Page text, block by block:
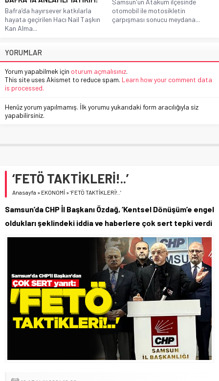
Bafra’da hayırsever katkılarla
hayata geçirilen Hacı Nail Taşkın
Kan Alma...
Samsun'un Atakum ilçesinde
otomobil ile motosikletin
çarpışması sonucu meydana...
YORUMLAR
Yorum yapabilmek için oturum açmalısınız.
This site uses Akismet to reduce spam. Learn how your comment data
is processed.
Henüz yorum yapılmamış. İlk yorumu yukarıdaki form aracılığıyla siz
yapabilirsiniz.
‘FETÖ TAKTİKLERİ!..’
Anasayfa » EKONOMİ »‘FETÖ TAKTİKLERİ!..’
Samsun’da CHP İl Başkanı Özdağ, ‘Kentsel Dönüşüm’e engel
oldukları şeklindeki iddia ve haberlere çok sert tepki verdi